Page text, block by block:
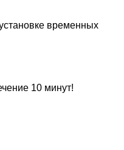
10 минут!